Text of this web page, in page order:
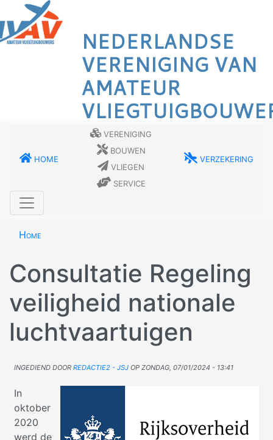
Overslaan
en
naar
NEDERLANDSE
VERENIGING VAN
AMATEUR
Home
Vereniging
Bouwen
Vliegen
Service
Verzekering
Home
Consultatie Regeling
veiligheid nationale
luchtvaartuigen
Ingediend doorRedactie2 - jsjopzondag, 07/01/2024 - 13:41
In
oktober
2020
werd de